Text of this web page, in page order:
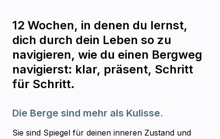
12 Wochen, in denen du lernst,
dich durch dein Leben so zu
navigieren, wie du einen Bergweg
navigierst: klar, präsent, Schritt
für Schritt.
Die Berge sind mehr als Kulisse.
Sie sind Spiegel für deinen inneren Zustand und